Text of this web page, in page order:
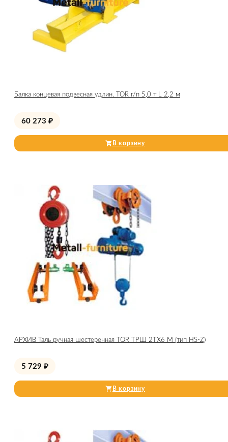
Балка концевая подвесная удлин. TOR г/п 5,0 т L 2,2 м
60 273 ₽
В корзину
АРХИВ Таль ручная шестеренная TOR ТРШ 2ТХ6 М (тип HS-Z)
5 729 ₽
В корзину